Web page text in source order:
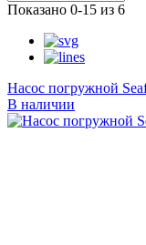
Показано 0-15 из 6
Насос погружной
В наличии